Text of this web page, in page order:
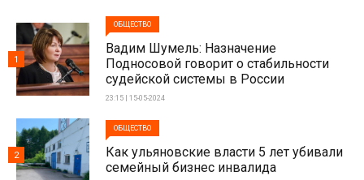
ОБЩЕСТВО
Вадим Шумель: Назначение
Подносовой говорит о стабильности
судейской системы в России
23:15 | 15-05-2024
1
ОБЩЕСТВО
Как ульяновские власти 5 лет убивали
семейный бизнес инвалида
2